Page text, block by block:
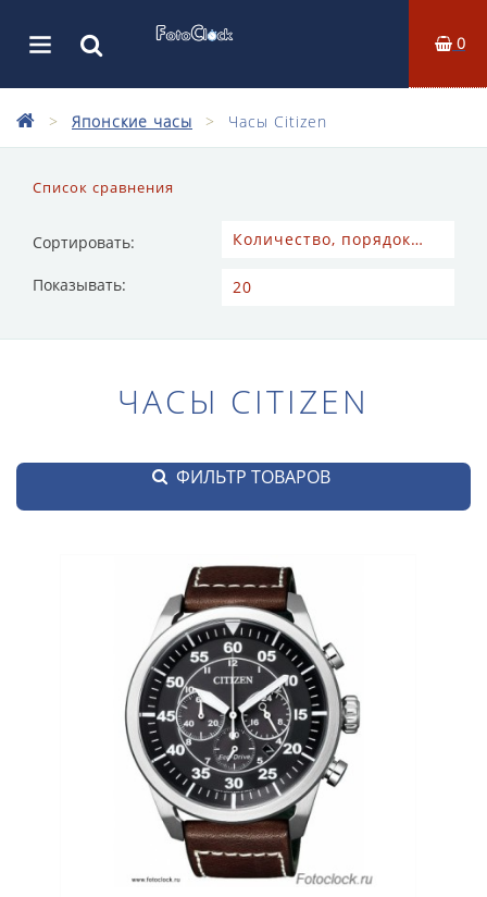
0
Японские часы Часы Citizen
Список сравнения
Сортировать:
Показывать:
ЧАСЫ CITIZEN
ФИЛЬТР ТОВАРОВ